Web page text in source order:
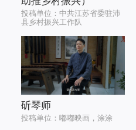
投稿单位：中共江苏省委驻沛
县乡村振兴工作队
斫琴师
投稿单位：嘟嘟映画，涂涂